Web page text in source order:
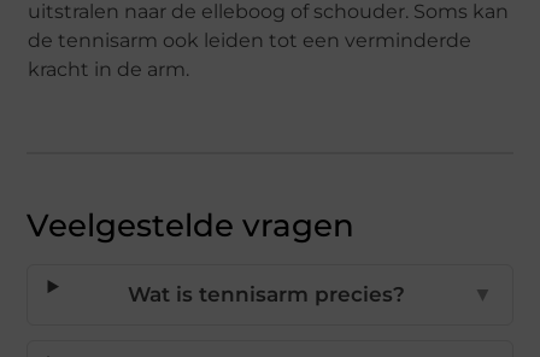
uitstralen naar de elleboog of schouder. Soms kan
de tennisarm ook leiden tot een verminderde
kracht in de arm.
Veelgestelde vragen
Wat is tennisarm precies? ▼